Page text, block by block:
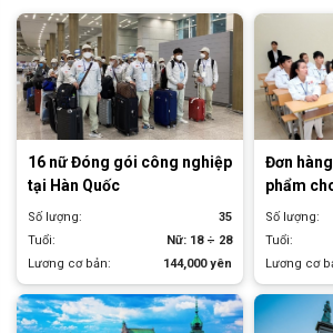
16 nữ Đóng gói công nghiệp
tại Hàn Quốc
Số lượng:
35
Tuổi:
Nữ: 18 ÷ 28
Lương cơ bản:
144,000 yên
Đơn
phẩm
Số lượng:
Tuổi:
Lương cơ